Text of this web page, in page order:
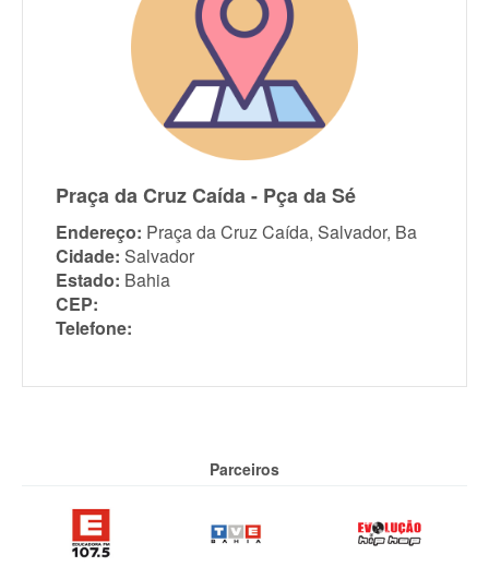
Praça da Cruz Caída - Pça da Sé
Endereço: Praça da Cruz Caída, Salvador, Ba
Cidade: Salvador
Estado: Bahia
CEP:
Telefone:
Parceiros